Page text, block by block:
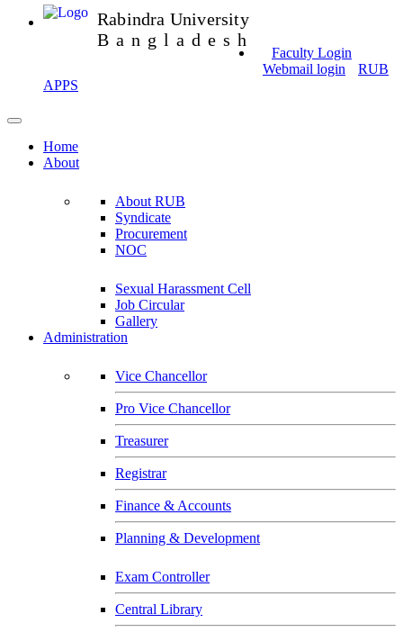
Rabindra University
Bangladesh
Faculty Login
Webmail login
RUB
APPS
Home
About
About RUB
Syndicate
Procurement
NOC
Sexual Harassment Cell
Job Circular
Gallery
Administration
Vice Chancellor
Pro Vice Chancellor
Treasurer
Registrar
Finance & Accounts
Planning & Development
Exam Controller
Central Library